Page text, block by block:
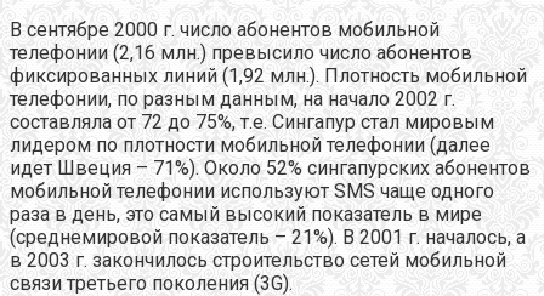
В сентябре 2000 г. число абонентов мобильной
телефонии (2,16 млн.) превысило число абонентов
фиксированных линий (1,92 млн.). Плотность мобильной
телефонии, по разным данным, на начало 2002 г.
составляла от 72 до 75%, т.е. Сингапур стал мировым
лидером по плотности мобильной телефонии (далее
идет Швеция – 71%). Около 52% сингапурских абонентов
мобильной телефонии используют SMS чаще одного
раза в день, это самый высокий показатель в мире
(среднемировой показатель – 21%). В 2001 г. началось, а
в 2003 г. закончилось строительство сетей мобильной
связи третьего поколения (3G).